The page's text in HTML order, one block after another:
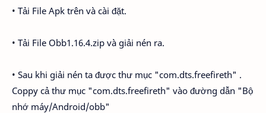
• Tải File Apk trên và cài đặt.
• Tải File Obb1.16.4.zip và giải nén ra.
• Sau khi giải nén ta được thư mục "com.dts.freefireth" .
Coppy cả thư mục "com.dts.freefireth" vào đường dẫn "Bộ
nhớ máy/Android/obb"